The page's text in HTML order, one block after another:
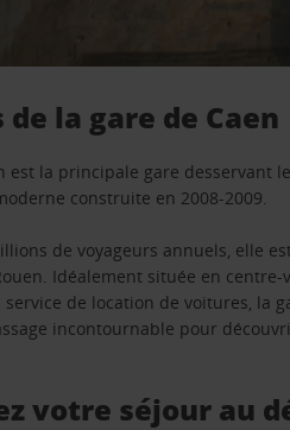
de la gare de Caen
est la principale gare desservant
construite en 2008-2009.
de voyageurs annuels, elle
Idéalement située en
de location de voitures, la
incontournable pour
votre séjour au